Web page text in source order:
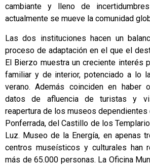
cambiante y lleno de
actualmente se mueve la comunidad
Las dos instituciones hacen un
proceso de adaptación en el que el
El Bierzo muestra un creciente interés
familiar y de interior, potenciado a lo
verano. Además coinciden en haber
datos de afluencia de turistas y
reapertura de los museos dependientes
Ponferrada, del Castillo de los
Luz. Museo de la Energía, en apenas
centros museísticos y culturales han
más de 65.000 personas. La Oficina